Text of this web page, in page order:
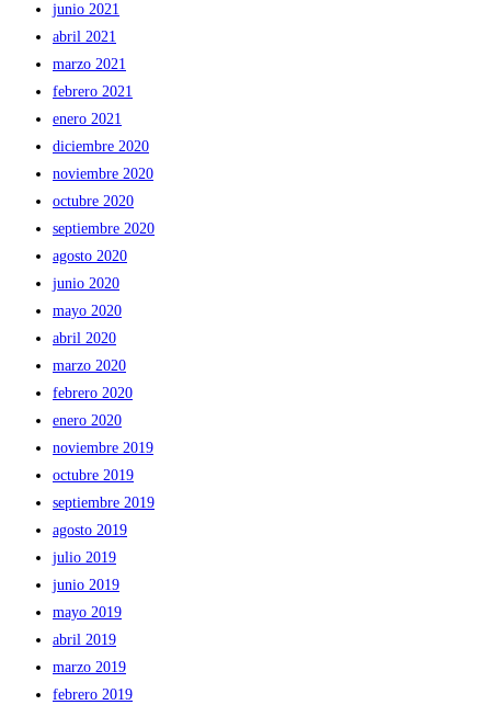
junio 2021
abril 2021
marzo 2021
febrero 2021
enero 2021
diciembre 2020
noviembre 2020
octubre 2020
septiembre 2020
agosto 2020
junio 2020
mayo 2020
abril 2020
marzo 2020
febrero 2020
enero 2020
noviembre 2019
octubre 2019
septiembre 2019
agosto 2019
julio 2019
junio 2019
mayo 2019
abril 2019
marzo 2019
febrero 2019